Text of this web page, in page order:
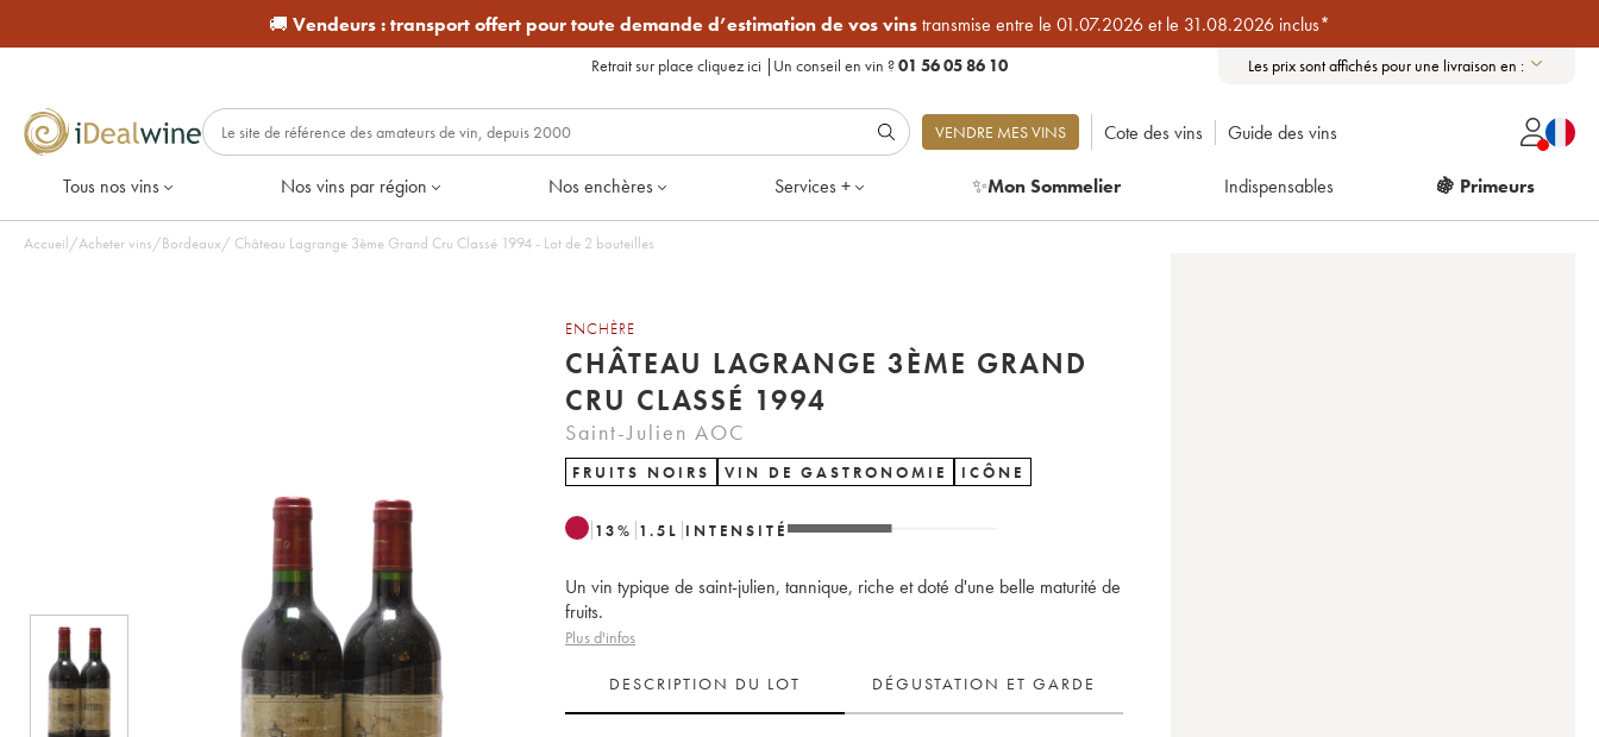
🚚 Vendeurs :transport offert pour toute demande d’estimation de vos vinstransmise entre le 01.07.2026 et le 31.08.2026 inclus*
Retrait sur place cliquez ici | Un conseil en vin ?01 56 05 86 10 Les prix sont affichés pour une livraison en :
VENDRE MES VINS Cote des vins Guide des vins
Tous nos vins Nos vins par région Nos enchères Services + ✨Mon Sommelier Indispensables 🍇 Primeurs
Accueil/Acheter vins/Bordeaux/ Château Lagrange 3ème Grand Cru Classé 1994 - Lot de 2 bouteilles
ENCHÈRE
CHÂTEAU LAGRANGE 3ÈME GRAND
CRU CLASSÉ 1994
Saint-Julien AOC
FRUITS NOIRS VIN DE GASTRONOMIE ICÔNE
13% 1.5 L INTENSITÉ
Un vin typique de saint-julien, tannique, riche et doté d'une belle maturité de
fruits.
Plus d'infos
DESCRIPTION DU LOT DÉGUSTATION ET GARDE